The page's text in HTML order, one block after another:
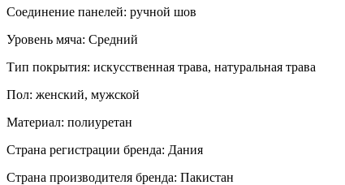
Соединение панелей: ручной шов
Уровень мяча: Средний
Тип покрытия: искусственная трава, натуральная трава
Пол: женский, мужской
Материал: полиуретан
Страна регистрации бренда: Дания
Страна производителя бренда: Пакистан